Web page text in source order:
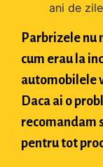
ani de
Parbrizele nu
cum erau la
automobilele
Daca ai o
recomandam
pentru tot